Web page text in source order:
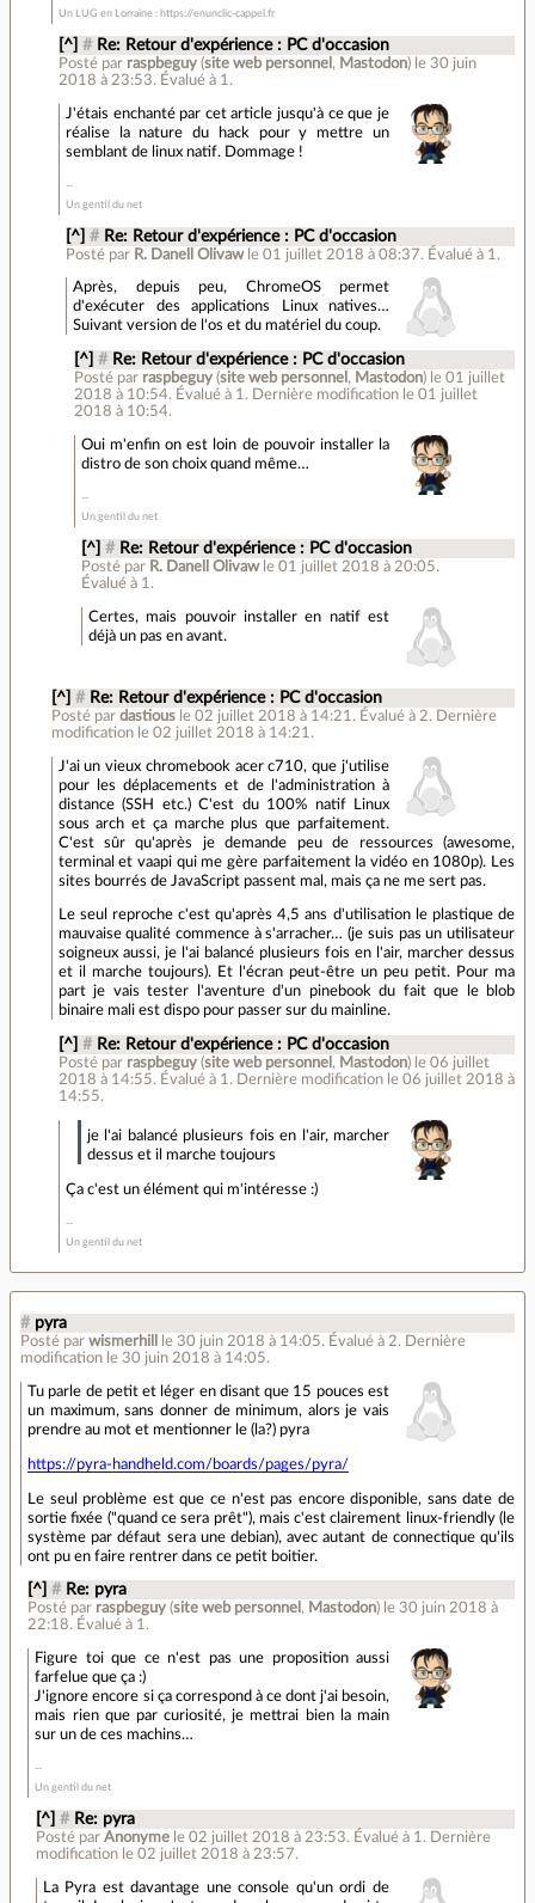
Un LUG en Lorraine : https://enunclic-cappel.fr
[^] # Re: Retour d'expérience : PC d'occasion
Posté par raspbeguy(site web personnel , Mastodon) le 30 juin
2018 à 23:53. Évalué à 1 .
J'étais enchanté par cet article jusqu'à ce que je
réalise la nature du hack pour y mettre un
semblant de linux natif. Dommage !
Un gentil du net
[^] # Re: Retour d'expérience : PC d'occasion
Posté par R. Danell Olivaw le 01 juillet 2018 à 08:37. Évalué à 1 .
Après, depuis peu, ChromeOS permet
d'exécuter des applications Linux natives…
Suivant version de l'os et du matériel du coup.
[^] # Re: Retour d'expérience : PC d'occasion
Posté par raspbeguy(site web personnel , Mastodon) le 01 juillet
2018 à 10:54. Évalué à 1 . Dernière modification le 01 juillet
2018 à 10:54.
Oui m'enfin on est loin de pouvoir installer la
distro de son choix quand même…
Un gentil du net
[^] # Re: Retour d'expérience : PC d'occasion
Posté par R. Danell Olivaw le 01 juillet 2018 à 20:05.
Évalué à 1 .
Certes, mais pouvoir installer en natif est
déjà un pas en avant.
[^] # Re: Retour d'expérience : PC d'occasion
Posté par dastious le 02 juillet 2018 à 14:21 . Évalué à 2. Dernière
modification le 02 juillet 2018 à 14:21.
J'ai un vieux chromebook acer c710, que j'utilise
pour les déplacements et de l'administration à
distance (SSH etc.) C'est du 100% natif Linux
sous arch et ça marche plus que parfaitement.
C'est sûr qu'après je demande peu de ressources (awesome,
terminal et vaapi qui me gère parfaitement la vidéo en 1080p). Les
sites bourrés de JavaScript passent mal, mais ça ne me sert pas.
Le seul reproche c'est qu'après 4,5 ans d'utilisation le plastique de
mauvaise qualité commence à s'arracher… (je suis pas un utilisateur
soigneux aussi, je l'ai balancé plusieurs fois en l'air, marcher dessus
et il marche toujours). Et l'écran peut-être un peu petit. Pour ma
part je vais tester l'aventure d'un pinebook du fait que le blob
binaire mali est dispo pour passer sur du mainline.
[^] # Re: Retour d'expérience : PC d'occasion
Posté par raspbeguy(site web personnel , Mastodon) le 06 juillet
2018 à 14:55. Évalué à 1 . Dernière modification le 06 juillet 2018 à
14:55.
je l'ai balancé plusieurs fois en l'air, marcher
dessus et il marche toujours
Ça c'est un élément qui m'intéresse :)
Un gentil du net
# pyra
Posté par wismerhill le 30 juin 2018 à 14:05. Évalué à 2. Dernière
modification le 30 juin 2018 à 14:05.
Tu parle de petit et léger en disant que 15 pouces est
un maximum, sans donner de minimum, alors je vais
prendre au mot et mentionner le (la?) pyra
https://pyra-handheld.com/boards/pages/pyra/
Le seul problème est que ce n'est pas encore disponible, sans date de
sortie fixée ("quand ce sera prêt"), mais c'est clairement linux-friendly (le
système par défaut sera une debian), avec autant de connectique qu'ils
ont pu en faire rentrer dans ce petit boitier.
[^] # Re: pyra
Posté par raspbeguy (site web personnel , Mastodon) le 30 juin 2018 à
22:18. Évalué à 1.
Figure toi que ce n'est pas une proposition aussi
farfelue que ça :)
J'ignore encore si ça correspond à ce dont j'ai besoin,
mais rien que par curiosité, je mettrai bien la main
sur un de ces machins…
Un gentil du net
[^] # Re: pyra
Posté par Anonyme le 02 juillet 2018 à 23:53. Évalué à 1 . Dernière
modification le 02 juillet 2018 à 23:57.
La Pyra est davantage une console qu'un ordi de